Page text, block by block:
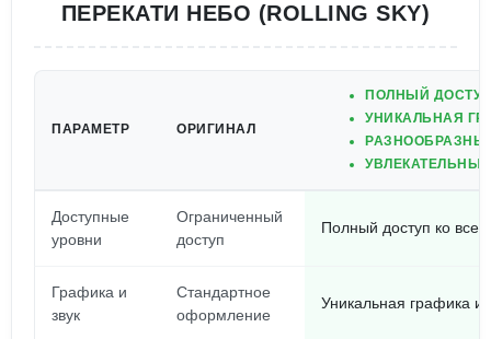
ПЕРЕКАТИ НЕБО (ROLLING SKY)
ПАРАМЕТР ОРИГИНАЛ
ПОЛНЫЙ
УНИКАЛЬНАЯ
Доступные
уровни
Ограниченный
доступ
Полный доступ ко
Графика и
звук
Стандартное
оформление
Уникальная графика